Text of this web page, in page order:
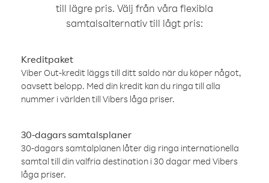
till lägre pris. Välj från våra flexibla
samtalsalternativ till lågt pris:
Kreditpaket
Viber Out-kredit läggs till ditt saldo när du köper något,
oavsett belopp. Med din kredit kan du ringa till alla
nummer i världen till Vibers låga priser.
30-dagars samtalsplaner
30-dagars samtalplanen låter dig ringa internationella
samtal till din valfria destination i 30 dagar med Vibers
låga priser.